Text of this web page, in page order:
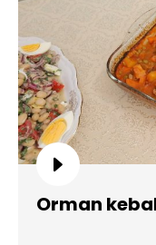
Orman